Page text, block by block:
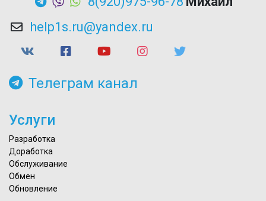
help1s.ru@yandex.ru
Телеграм канал
Услуги
Разработка
Доработка
Обслуживание
Обмен
Обновление